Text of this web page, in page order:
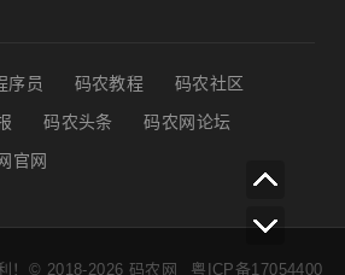
序员 码农教程
码农社区
码农头条
码农网论坛
官网
！© 2018-2026 码农网 粤ICP备17054400